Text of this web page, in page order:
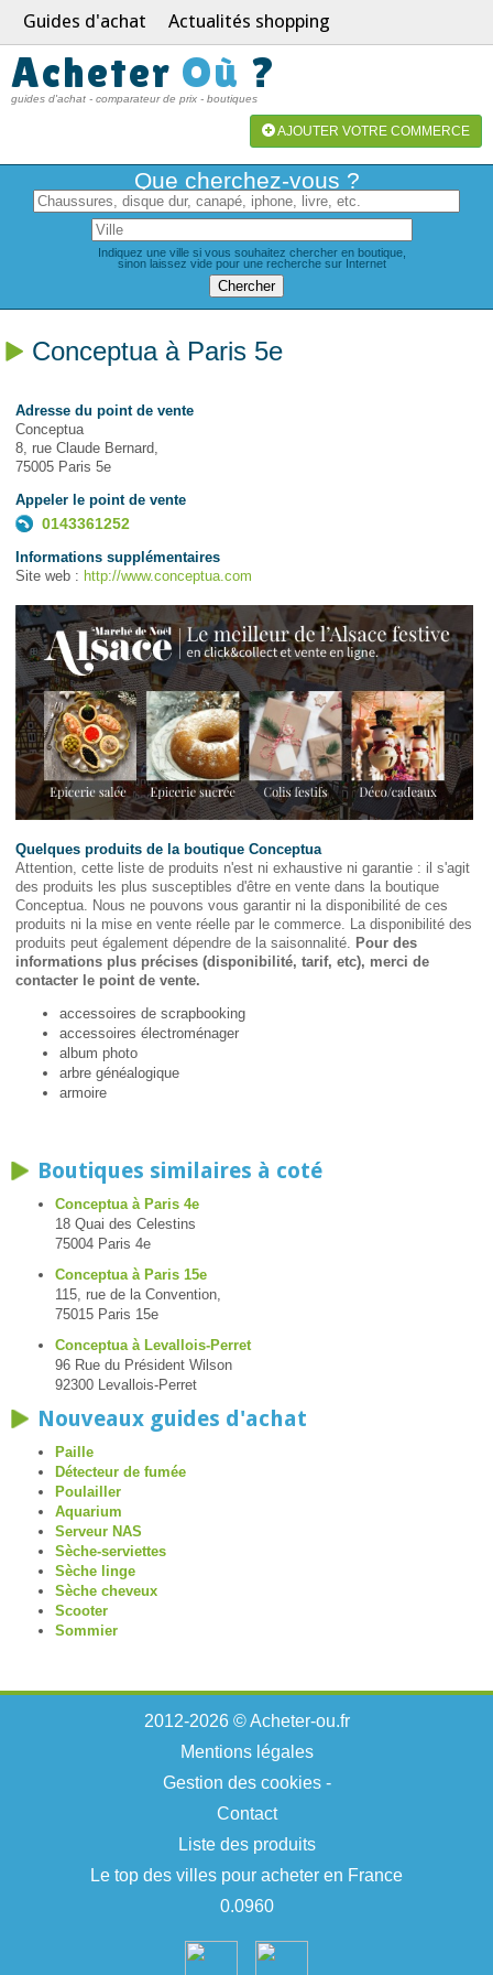
Guides d'achat Actualités shopping
Acheter Où ?
guides d'achat - comparateur de prix - boutiques
AJOUTER VOTRE COMMERCE
Que cherchez-vous ?
Indiquez une ville si vous souhaitez chercher en boutique,
sinon laissez vide pour une recherche sur Internet
Conceptua à Paris 5e
Adresse du point de vente
Conceptua
8, rue Claude Bernard,
75005 Paris 5e
Appeler le point de vente
0143361252
Informations supplémentaires
Site web : http://www.conceptua.com
Quelques produits de la boutique Conceptua
Attention, cette liste de produits n'est ni exhaustive ni garantie : il s'agit
des produits les plus susceptibles d'être en vente dans la boutique
Conceptua. Nous ne pouvons vous garantir ni la disponibilité de ces
produits ni la mise en vente réelle par le commerce. La disponibilité des
produits peut également dépendre de la saisonnalité. Pour des
informations plus précises (disponibilité, tarif, etc), merci de
contacter le point de vente.
accessoires de scrapbooking
accessoires électroménager
album photo
arbre généalogique
armoire
Boutiques similaires à coté
Conceptua à Paris 4e
18 Quai des Celestins
75004 Paris 4e
Conceptua à Paris 15e
115, rue de la Convention,
75015 Paris 15e
Conceptua à Levallois-Perret
96 Rue du Président Wilson
92300 Levallois-Perret
Nouveaux guides d'achat
Paille
Détecteur de fumée
Poulailler
Aquarium
Serveur NAS
Sèche-serviettes
Sèche linge
Sèche cheveux
Scooter
Sommier
2012-2026 © Acheter-ou.fr
Mentions légales
Gestion des cookies-
Contact
Liste des produits
Le top des villes pour acheter en France
0.0960